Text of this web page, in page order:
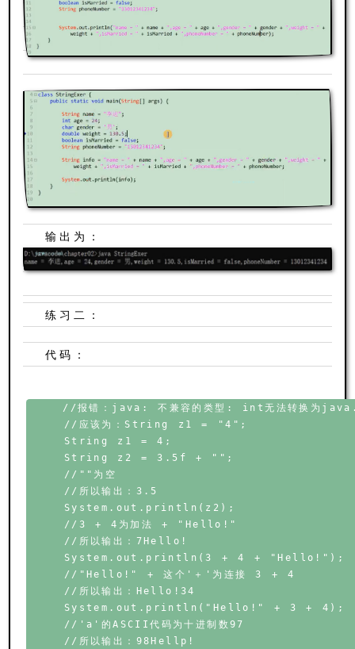
输出为：
练习二：
代码：
//报错：java: 不兼容的类型: int无法转换为
    //应该为：String z1 = "4";
    String z1 = 4;
    String z2 = 3.5f + "";
    //""为空
    //所以输出：3.5
    System.out.println(z2);
    //3 + 4为加法 + "Hello!"
    //所以输出：7Hello!
    System.out.println(3 + 4 + "Hello!");
    //"Hello!" + 这个'＋'为连接 3 + 4
    //所以输出：Hello!34
    System.out.println("Hello!" + 3 + 4);
    //'a'的ASCII代码为十进制数97
    //所以输出：98Hellp!